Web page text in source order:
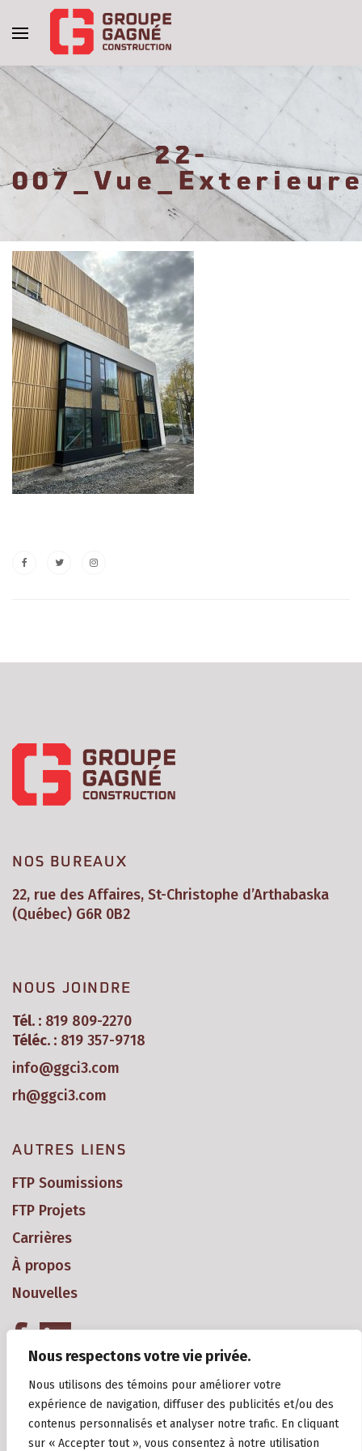
Nous respectons votre vie privée.
Nous utilisons des témoins pour améliorer votre
expérience de navigation, diffuser des publicités et/ou des
contenus personnalisés et analyser notre trafic. En cliquant
sur « Accepter tout », vous consentez à notre utilisation
22-
NOS BUREAUX
22, rue des Affaires, St-Christophe d’Arthabaska
(Québec) G6R 0B2
NOUS JOINDRE
Tél. : 819 809-2270
Téléc. : 819 357-9718
info@ggci3.com
rh@ggci3.com
AUTRES LIENS
FTP Soumissions
FTP Projets
Carrières
À propos
Nouvelles